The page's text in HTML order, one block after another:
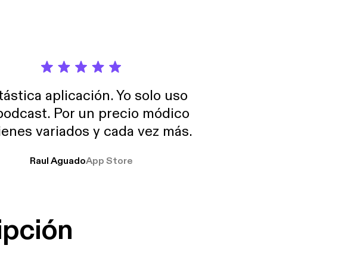
aplicación. Yo solo uso
Por un precio módico
variados y cada vez más.
Raul AguadoApp Store